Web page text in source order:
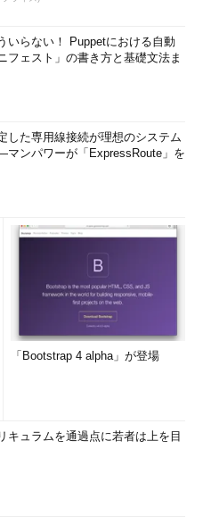
いらない！ Puppetにおける自動
フェスト」の書き方と基礎文法ま
した専用線接続が理想のシステム
ンパワーが「ExpressRoute」を
「Bootstrap 4 alpha」が登場
キュラムを通過点に若者は上を目